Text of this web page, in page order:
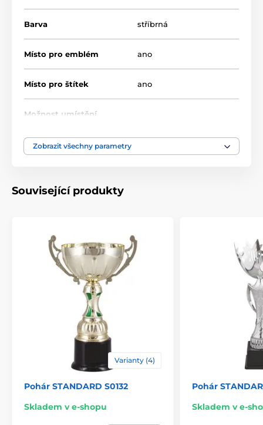
Barva stříbrná
Místo pro emblém ano
Místo pro štítek ano
Možnost umístění
Průměr cm 10-12-14
Výška cm
Typ ocenění
Způsob personalizace
Zobrazit všechny parametry
Související produkty
Varianty (4)
Pohár STANDARD S0132
Skladem v e-shopu
Pohár
Skladem v e-